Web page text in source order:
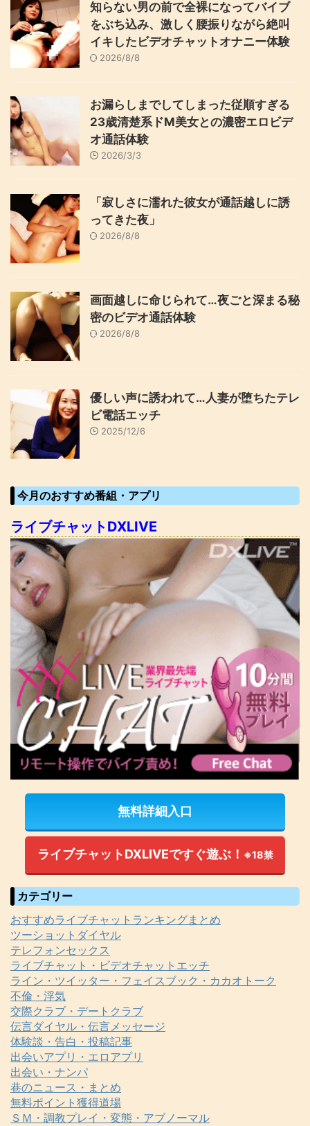
知らない男の前で全裸になってバイブ
をぶち込み、激しく腰振りながら絶叫
イキしたビデオチャットオナニー体験
2026/8/8
お漏らしまでしてしまった従順すぎる
23歳清楚系ドM美女との濃密エロビデ
オ通話体験
2026/3/3
「寂しさに濡れた彼女が通話越しに誘
ってきた夜」
2026/8/8
画面越しに命じられて…夜ごと深まる秘
密のビデオ通話体験
2026/8/8
優しい声に誘われて…人妻が堕ちたテレ
ビ電話エッチ
2025/12/6
今月のおすすめ番組・アプリ
ライブチャットDXLIVE
無料詳細入口
ライブチャットDXLIVEですぐ遊ぶ！ ※18禁
カテゴリー
おすすめライブチャットランキングまとめ
ツーショットダイヤル
テレフォンセックス
ライブチャット・ビデオチャットエッチ
ライン・ツイッター・フェイスブック・カカオトーク
不倫・浮気
交際クラブ・デートクラブ
伝言ダイヤル・伝言メッセージ
体験談・告白・投稿記事
出会いアプリ・エロアプリ
出会い・ナンパ
巷のニュース・まとめ
無料ポイント獲得道場
ＳＭ・調教プレイ・変態・アブノーマル